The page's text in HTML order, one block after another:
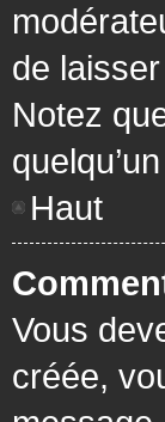
de
Notez
Haut
Vous
créée,